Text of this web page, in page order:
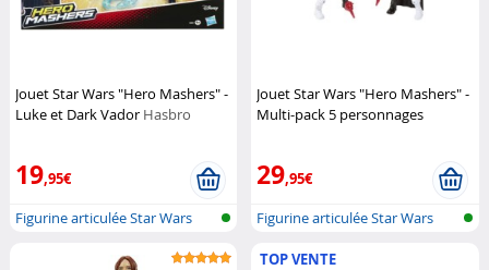
Jouet Star Wars "Hero Mashers" -
Luke et Dark Vador Hasbro
19,95€
Figurine articulée Star Wars
Jouet Star Wars "Hero Mashers" -
Multi-pack 5 personnages
29,95€
Figurine articulée Star Wars
TOP VENTE